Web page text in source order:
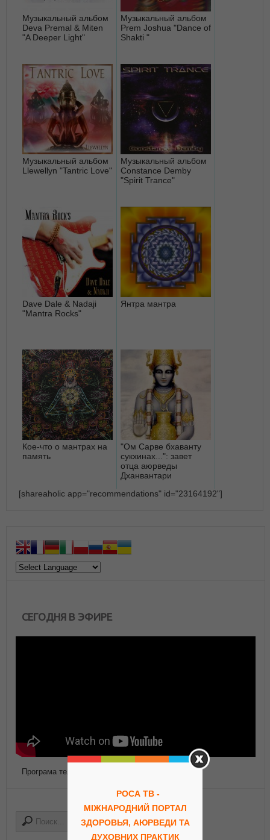
Музыкальный альбом
Deva Premal & Miten
"A Deeper Light"
Музыкальный альбом
Prem Joshua "Dance of
Shakti "
Музыкальный альбом
Llewellyn "Tantric Love"
Музыкальный альбом
Constance Demby
"Spirit Trance"
Dave Dale & Nadaji
"Mantra Rocks"
Янтра мантра
Кое-что о мантрах на
память
"Ом Сарве бхаванту
сукхинах...": завет
отца аюрведы
Дханвантари
[shareaholic app="recommendations" id="23164192"]
СЕГОДНЯ В ЭФИРЕ
Програма телепередач Роса ТВ
РОСА ТВ -
МІЖНАРОДНИЙ ПОРТАЛ
ЗДОРОВЬЯ, АЮРВЕДИ ТА
ДУХОВНИХ ПРАКТИК